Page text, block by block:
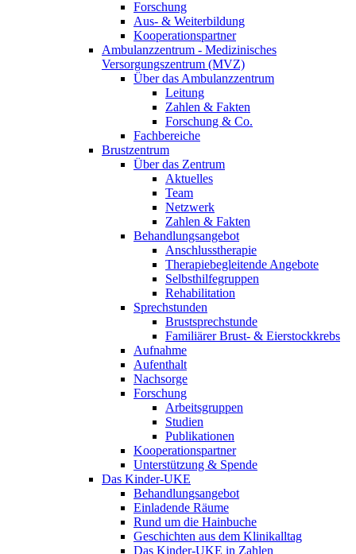
Forschung
Aus- & Weiterbildung
Kooperationspartner
Ambulanzzentrum - Medizinisches
Versorgungszentrum (MVZ)
Über das Ambulanzzentrum
Leitung
Zahlen & Fakten
Forschung & Co.
Fachbereiche
Brustzentrum
Über das Zentrum
Aktuelles
Team
Netzwerk
Zahlen & Fakten
Behandlungsangebot
Anschlusstherapie
Therapiebegleitende Angebote
Selbsthilfegruppen
Rehabilitation
Sprechstunden
Brustsprechstunde
Familiärer Brust- & Eierstockkrebs
Aufnahme
Aufenthalt
Nachsorge
Forschung
Arbeitsgruppen
Studien
Publikationen
Kooperationspartner
Unterstützung & Spende
Das Kinder-UKE
Behandlungsangebot
Einladende Räume
Rund um die Hainbuche
Geschichten aus dem Klinikalltag
Das Kinder-UKE in Zahlen